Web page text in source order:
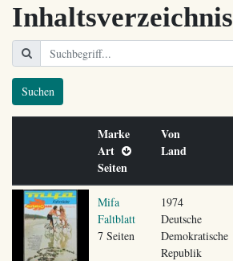
Inhaltsverzeichnis
Suchen
Marke
Art
Seiten
Von
Land
Mifa
Faltblatt
7 Seiten
1974
Deutsche
Demokratische
Republik